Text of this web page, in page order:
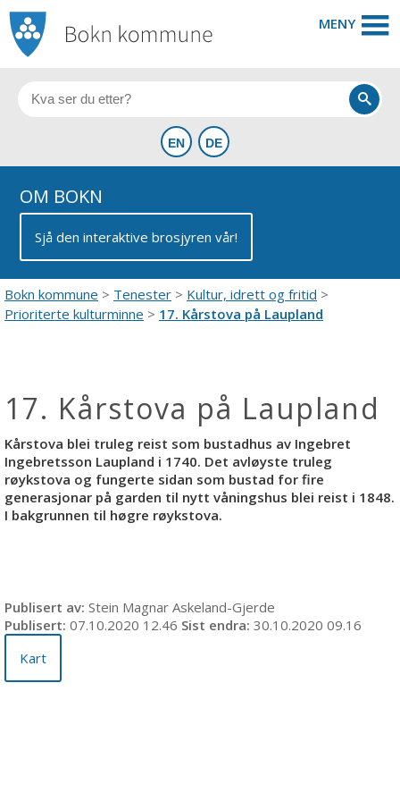
MENY
OM BOKN
Sjå den interaktive brosjyren vår!
Bokn kommune Tenester
Kultur, idrett og fritid
Prioriterte kulturminne
17. Kårstova på Laupland
17. Kårstova på Laupland
Kårstova blei truleg reist som bustadhus av Ingebret
Ingebretsson Laupland i 1740. Det avløyste truleg
røykstova og fungerte sidan som bustad for fire
generasjonar på garden til nytt våningshus blei reist i 1848.
I bakgrunnen til høgre røykstova.
Publisert av Stein Magnar Askeland-Gjerde
Publisert 07.10.2020 12.46 Sist endra 30.10.2020 09.16
Kart